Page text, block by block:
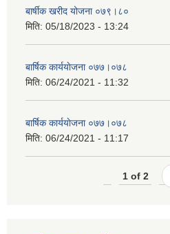
बार्षीक खरीद योजना ०७९।८०
मिति: 05/18/2023 - 13:24
बार्षिक कार्ययाेजना ०७७।०७८
मिति: 06/24/2021 - 11:32
बार्षिक कार्ययाेजना ०७७।०७८
मिति: 06/24/2021 - 11:17
1 of 2